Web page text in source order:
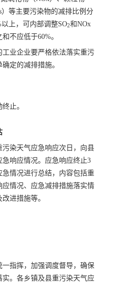
）等主要污染物的减排比例分
上，可内部调整SO2和NOx
不应低于60%。
业企业要严格依法落实重污
定的减排措施。
止。
染天气应急响应次日，向县
响应情况。应急响应终止3
情况进行总结，内容包括重
情况、应急减排措施落实情
进措施等。
指挥，加强调度督导，确保
。各乡镇及县重污染天气应